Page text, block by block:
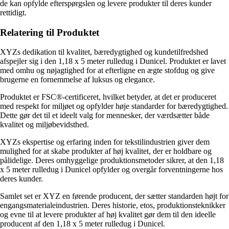
de kan opfylde efterspørgslen og levere produkter til deres kunder
rettidigt.
Relatering til Produktet
XYZs dedikation til kvalitet, bæredygtighed og kundetilfredshed
afspejler sig i den 1,18 x 5 meter rulledug i Dunicel. Produktet er lavet
med omhu og nøjagtighed for at efterligne en ægte stofdug og give
brugerne en fornemmelse af luksus og elegance.
Produktet er FSC®-certificeret, hvilket betyder, at det er produceret
med respekt for miljøet og opfylder høje standarder for bæredygtighed.
Dette gør det til et ideelt valg for mennesker, der værdsætter både
kvalitet og miljøbevidsthed.
XYZs ekspertise og erfaring inden for tekstilindustrien giver dem
mulighed for at skabe produkter af høj kvalitet, der er holdbare og
pålidelige. Deres omhyggelige produktionsmetoder sikrer, at den 1,18
x 5 meter rulledug i Dunicel opfylder og overgår forventningerne hos
deres kunder.
Samlet set er XYZ en førende producent, der sætter standarden højt for
engangsmaterialeindustrien. Deres historie, etos, produktionsteknikker
og evne til at levere produkter af høj kvalitet gør dem til den ideelle
producent af den 1,18 x 5 meter rulledug i Dunicel.